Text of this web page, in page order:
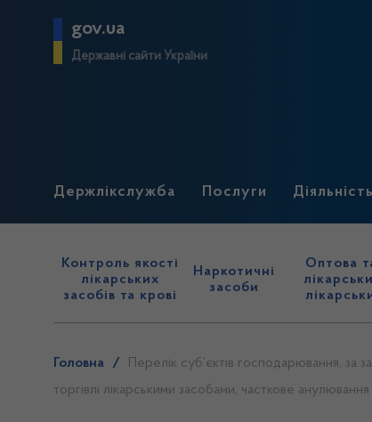
gov.ua
Державні сайти України
Держлікслужба Послуги Діяльність
Контроль якості
лікарських
засобів та крові
Наркотичні
засоби
Оптова
Головна /
Перелік суб’єктів господарювання, за
торгівлі лікарськими засобами, часткове